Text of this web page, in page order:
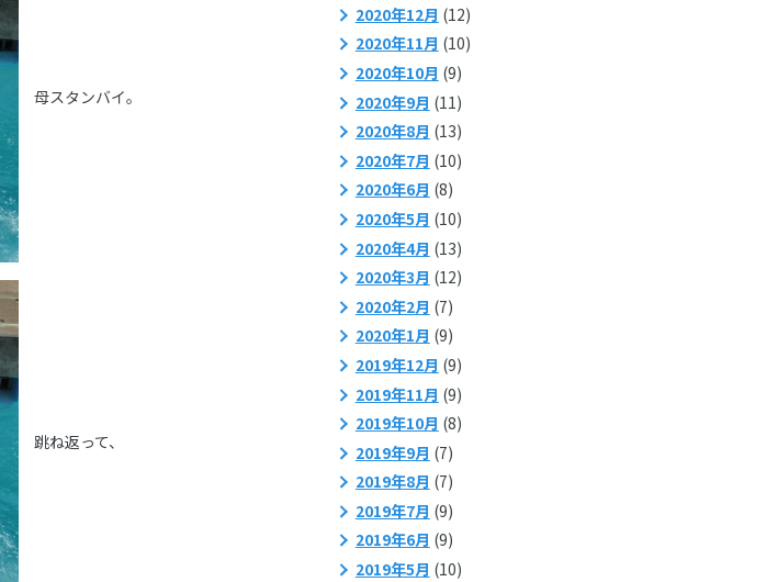
母スタンバイ。
跳ね返って、
2020年12月 (12)
2020年11月 (10)
2020年10月 (9)
2020年9月 (11)
2020年8月 (13)
2020年7月 (10)
2020年6月 (8)
2020年5月 (10)
2020年4月 (13)
2020年3月 (12)
2020年2月 (7)
2020年1月 (9)
2019年12月 (9)
2019年11月 (9)
2019年10月 (8)
2019年9月 (7)
2019年8月 (7)
2019年7月 (9)
2019年6月 (9)
2019年5月 (10)